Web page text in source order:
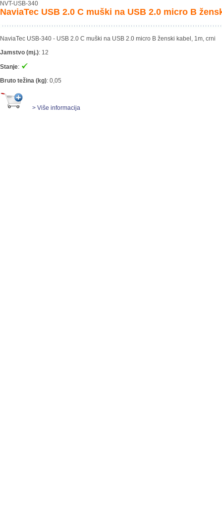
NVT-USB-340
NaviaTec USB 2.0 C muški na USB 2.0 micro B
NaviaTec USB-340 - USB 2.0 C muški na USB 2.0 micro B ženski kabel, 1m, crni
Jamstvo (mj.): 12
Stanje:
Bruto težina (kg): 0,05
> Više informacija